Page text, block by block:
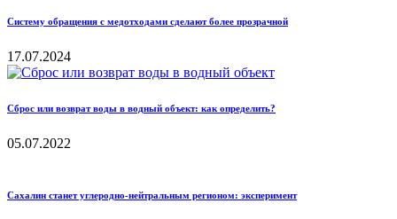
Систему обращения с медотходами сделают более прозрачной
17.07.2024
Сброс или возврат воды в водный объект: как определить?
05.07.2022
Сахалин станет углеродно-нейтральным регионом: эксперимент